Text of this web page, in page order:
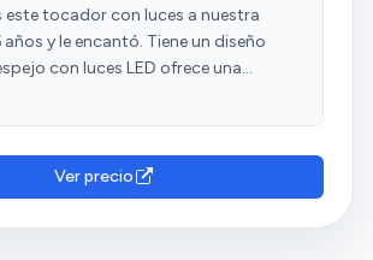
este tocador con luces a nuestra
y le encantó. Tiene un diseño
con luces LED ofrece una
para maquillarse y los
¡Un regalo ideal!
Ver precio